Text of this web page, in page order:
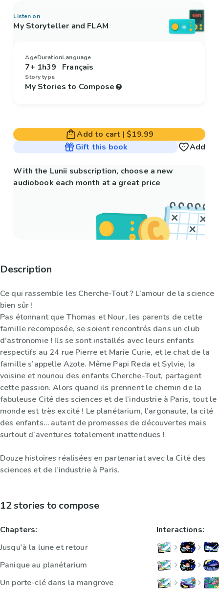
Listen on
My Storyteller and FLAM
Age
7+
Duration
1h39
Language
Français
Story type
My Stories to Compose
Add to cart |$19.99
Gift this book
Add
With the Lunii subscription, choose a new
audiobook each month at a great price
Description
Ce qui rassemble les Cherche-Tout ? L’amour de la science
bien sûr !
Pas étonnant que Thomas et Nour, les parents de cette
famille recomposée, se soient rencontrés dans un club
d’astronomie ! Ils se sont installés avec leurs enfants
respectifs au 24 rue Pierre et Marie Curie, et le chat de la
famille s’appelle Azote. Même Papi Reda et Sylvie, la
voisine et nounou des enfants Cherche-Tout, partagent
cette passion. Alors quand ils prennent le chemin de la
fabuleuse Cité des sciences et de l’industrie à Paris, tout le
monde est très excité ! Le planétarium, l’argonaute, la cité
des enfants… autant de promesses de découvertes mais
surtout d’aventures totalement inattendues !
Douze histoires réalisées en partenariat avec la Cité des
sciences et de l’industrie à Paris.
12 stories to compose
Chapters:
Jusqu'à la lune et retour
Panique au planétarium
Un porte-clé dans la mangrove
Interactions: